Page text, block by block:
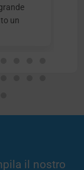
un
il nostro